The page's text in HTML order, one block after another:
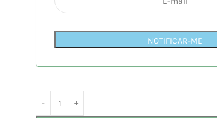
NOTIFICAR-ME